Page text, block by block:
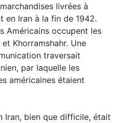
livrées à
en Iran à la fin de 1942.
Américains occupent les
Khorramshahr. Une
traversait
par laquelle les
américaines étaient
Iran, bien que difficile, était